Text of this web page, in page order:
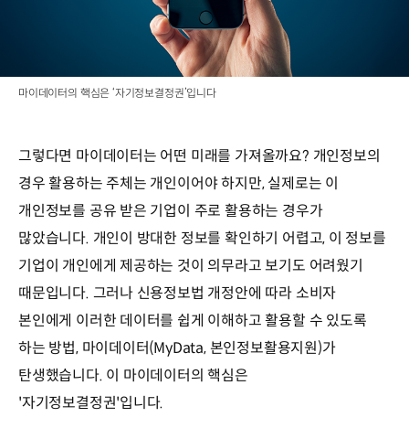
마이데이터의 핵심은 ‘자기정보결정권’입니다
그렇다면 마이데이터는 어떤 미래를 가져올까요? 개인정보의
경우 활용하는 주체는 개인이어야 하지만, 실제로는 이
개인정보를 공유 받은 기업이 주로 활용하는 경우가
많았습니다. 개인이 방대한 정보를 확인하기 어렵고, 이 정보를
기업이 개인에게 제공하는 것이 의무라고 보기도 어려웠기
때문입니다. 그러나 신용정보법 개정안에 따라 소비자
본인에게 이러한 데이터를 쉽게 이해하고 활용할 수 있도록
하는 방법, 마이데이터(MyData, 본인정보활용지원)가
탄생했습니다. 이 마이데이터의 핵심은
'자기정보결정권'입니다.